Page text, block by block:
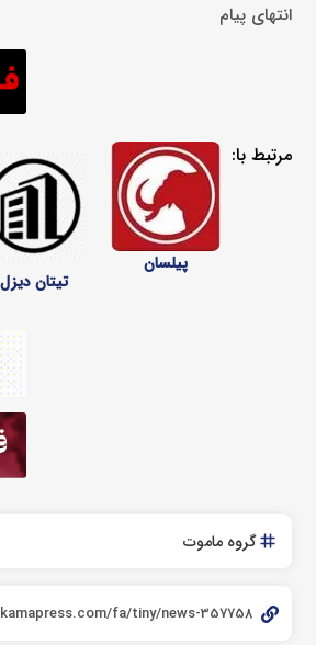
انتهای پیام
مرتبط با:
پیلسان
تیتان دیزل
گروه ماموت